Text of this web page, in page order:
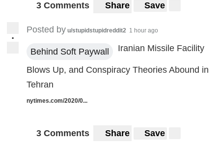
3 Comments Share Save
•
Posted by u/stupidstupidreddit2 1 hour ago
Behind Soft Paywall Iranian Missile Facility
Blows Up, and Conspiracy Theories Abound in
Tehran
nytimes.com/2020/0...
3 Comments Share Save